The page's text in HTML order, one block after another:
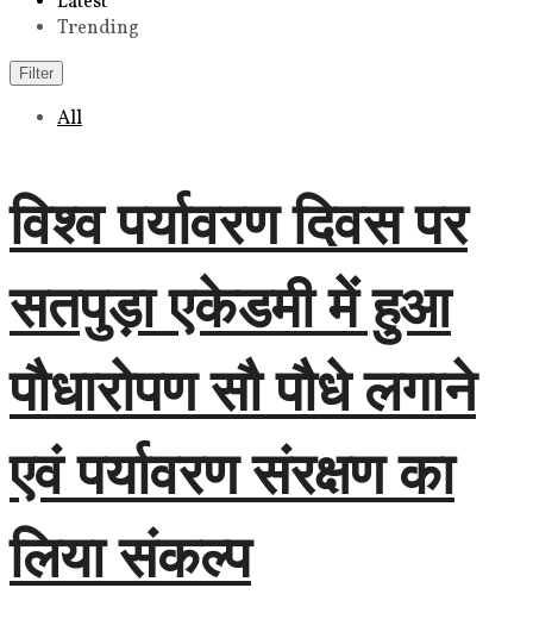
Trending
Filter
All
विश्व पर्यावरण दिवस पर
सतपुड़ा एकेडमी में हुआ
पौधारोपण सौ पौधे लगाने
एवं पर्यावरण संरक्षण का
लिया संकल्प